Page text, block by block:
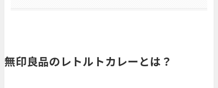
無印良品のレトルトカレーとは？